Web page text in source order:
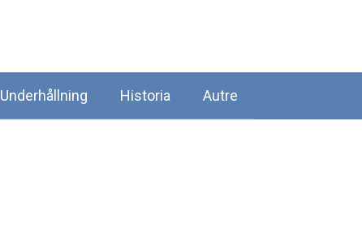
Underhållning Historia Autre